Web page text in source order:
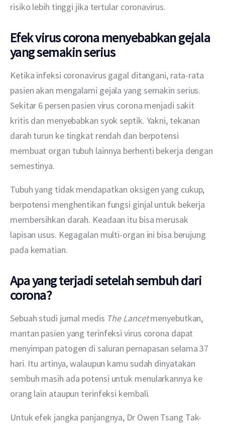
risiko lebih tinggi jika tertular coronavirus.
Efek virus corona menyebabkangejala
yang semakin serius
Ketika infeksi coronavirus gagal ditangani, rata-rata
pasien akan mengalami gejala yang semakin serius.
Sekitar 6 persen pasien virus corona menjadi sakit
kritis dan menyebabkan syok septik. Yakni, tekanan
darah turun ke tingkat rendah dan berpotensi
membuat organ tubuh lainnya berhenti bekerja dengan
semestinya.
Tubuh yang tidak mendapatkan oksigen yang cukup,
berpotensi menghentikan fungsi ginjal untuk bekerja
membersihkan darah. Keadaan itu bisa merusak
lapisan usus. Kegagalan multi-organ ini bisa berujung
pada kematian.
Apa yang terjadi setelah sembuh dari
corona?
Sebuah studi jurnal medis The Lancet menyebutkan,
mantan pasien yang terinfeksi virus corona dapat
menyimpan patogen di saluran pernapasan selama 37
hari. Itu artinya, walaupun kamu sudah dinyatakan
sembuh masih ada potensi untuk menularkannya ke
orang lain ataupun terinfeksi kembali.
Untuk efek jangka panjangnya, Dr Owen Tsang Tak-